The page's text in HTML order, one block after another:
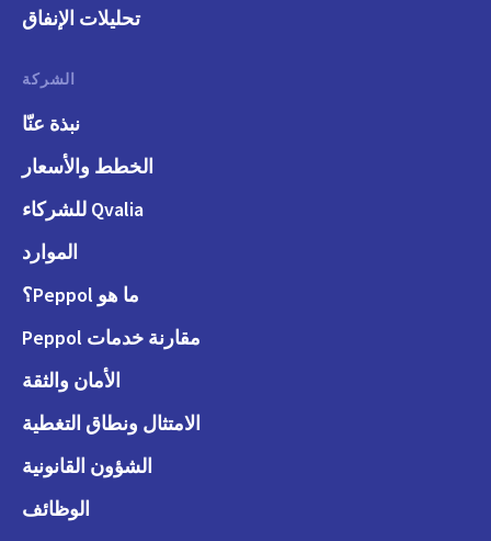
تحليلات الإنفاق
الشركة
نبذة عنّا
الخطط والأسعار
Qvalia للشركاء
الموارد
ما هو Peppol؟
مقارنة خدمات Peppol
الأمان والثقة
الامتثال ونطاق التغطية
الشؤون القانونية
الوظائف